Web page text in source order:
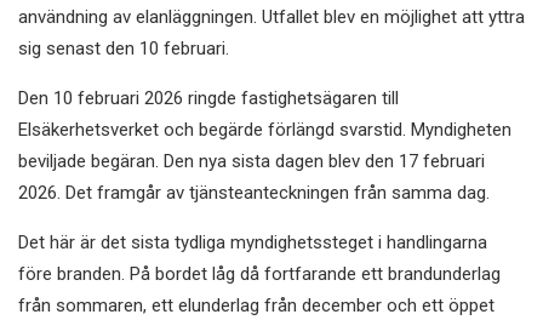
användning av elanläggningen. Utfallet blev en möjlighet att yttra
sig senast den 10 februari.
Den 10 februari 2026 ringde fastighetsägaren till
Elsäkerhetsverket och begärde förlängd svarstid. Myndigheten
beviljade begäran. Den nya sista dagen blev den 17 februari
2026. Det framgår av tjänsteanteckningen från samma dag.
Det här är det sista tydliga myndighetssteget i handlingarna
före branden. På bordet låg då fortfarande ett brandunderlag
från sommaren, ett elunderlag från december och ett öppet